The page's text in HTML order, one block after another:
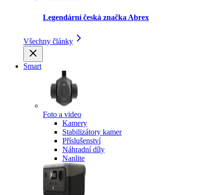
Legendární česká značka Abrex
Všechny články
Smart
Foto a video
Kamery
Stabilizátory kamer
Příslušenství
Náhradní díly
Nanlite